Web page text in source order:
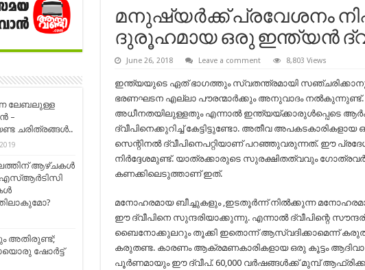
മനുഷ്യര്‍ക്ക് പ്രവേശനം
ദുരൂഹമായ ഒരു ഇന്ത്യൻ
June 26, 2018 Leave a comment 8,803 Views
ഇന്ത്യയുടെ ഏത് ഭാഗത്തും സ്വതന്ത്രമായി
ഭരണഘടന എല്ലാ പൗരന്മാര്‍ക്കും അനുവാദം
അധീനതയിലുള്ളതും എന്നാല്‍ ഇന്ത്യയ്ക്കാരുള്‍പ്പെടെ
ദ്വീപിനെക്കുറിച്ച്‌ കേട്ടിട്ടുണ്ടോ. അതീവ
സെന്റിനല്‍ ദ്വീപിനെപറ്റിയാണ് പറഞ്ഞുവരുന്നത്. ഈ
നിര്‍ദ്ദേശമുണ്ട്. യാത്രക്കാരുടെ സുരക്ഷിതത്വവും
കണക്കിലെടുത്താണ് ഇത്.
മനോഹരമായ ബീച്ചുകളും ,ഇടതൂർന്ന് നിൽക്കുന്ന
ഈ ദ്വീപിനെ സുന്ദരിയാക്കുന്നു. എന്നാൽ ദ്വീപിന്റെ
ബൈനോക്കുലറും തൂക്കി ഇതൊന്ന് ആസ്വദിക്കാമെന്ന്
കരുതണ്ട. കാരണം ആക്രമണകാരികളായ ഒരു കൂട്ടം
പൂർണമായും ഈ ദ്വീപ്. 60,000 വർഷങ്ങൾക്ക് മുമ്പ്
ലേബലുള്ള
–
ചരിത്രങ്ങൾ..
ആഴ്ചകള്‍
അതിരുണ്ട്;
ഷോര്‍ട്ട്